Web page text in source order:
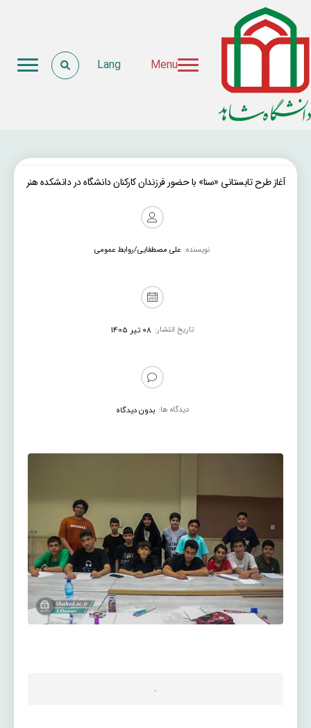
Menu
Lang
آغاز طرح تابستانی «سنا» با حضور فرزندان کارکنان دانشگاه در دانشکده هنر
نویسنده: علی مصطفایی/روابط عمومی
تاریخ انتشار: 08 تیر 1405
دیدگاه ها: بدون دیدگاه
.